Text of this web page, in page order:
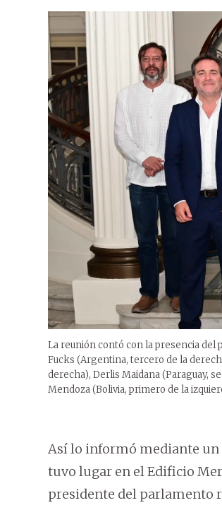
La reunión contó con la presencia
Fucks (Argentina, tercero de la
derecha), Derlis Maidana (Paraguay,
Mendoza (Bolivia, primero de la
Así lo informó mediante un
tuvo lugar en el Edificio
presidente del parlamento